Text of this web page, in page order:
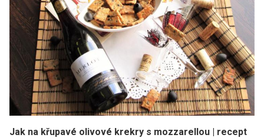
Jak na křupavé olivové krekry s mozzarellou | recept